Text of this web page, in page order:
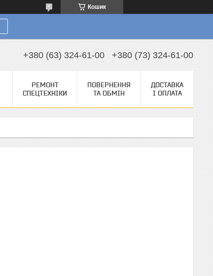
Кошик
+380 (63) 324-61-00 +380 (73) 324-61-00
РЕМОНТ
СПЕЦТЕХНІКИ
ПОВЕРНЕННЯ
ТА ОБМІН
ДОСТАВКА
І ОПЛАТА